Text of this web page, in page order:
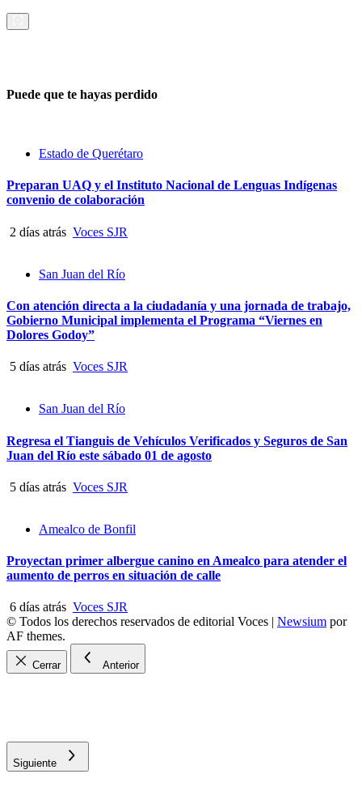
Puede que te hayas perdido
Estado de Querétaro
Preparan UAQ y el Instituto Nacional de Lenguas Indígenas
convenio de colaboración
2 días atrás Voces SJR
San Juan del Río
Con atención directa a la ciudadanía y una jornada de trabajo,
Gobierno Municipal implementa el Programa “Viernes en
Dolores Godoy”
5 días atrás Voces SJR
San Juan del Río
Regresa el Tianguis de Vehículos Verificados y Seguros de San
Juan del Río este sábado 01 de agosto
5 días atrás Voces SJR
Amealco de Bonfil
Proyectan primer albergue canino en Amealco para atender el
aumento de perros en situación de calle
6 días atrás Voces SJR
© Todos los derechos reservados de editorial Voces | Newsium por
AF themes.
Cerrar Anterior
Siguiente